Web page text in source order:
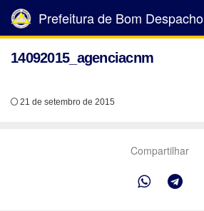
Prefeitura de Bom Despacho
14092015_agenciacnm
21 de setembro de 2015
Compartilhar